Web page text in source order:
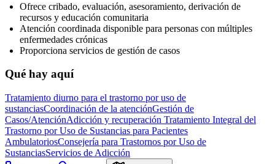
Ofrece cribado, evaluación, asesoramiento, derivación de
recursos y educación comunitaria
Atención coordinada disponible para personas con múltiples
enfermedades crónicas
Proporciona servicios de gestión de casos
Qué hay aquí
Tratamiento diurno para el trastorno por uso de
sustanciasCoordinación de la atenciónGestión de
Casos/AtenciónAdicción y recuperación Tratamiento Integral del
Trastorno por Uso de Sustancias para Pacientes
AmbulatoriosConsejería para Trastornos por Uso de
SustanciasServicios de Adicción